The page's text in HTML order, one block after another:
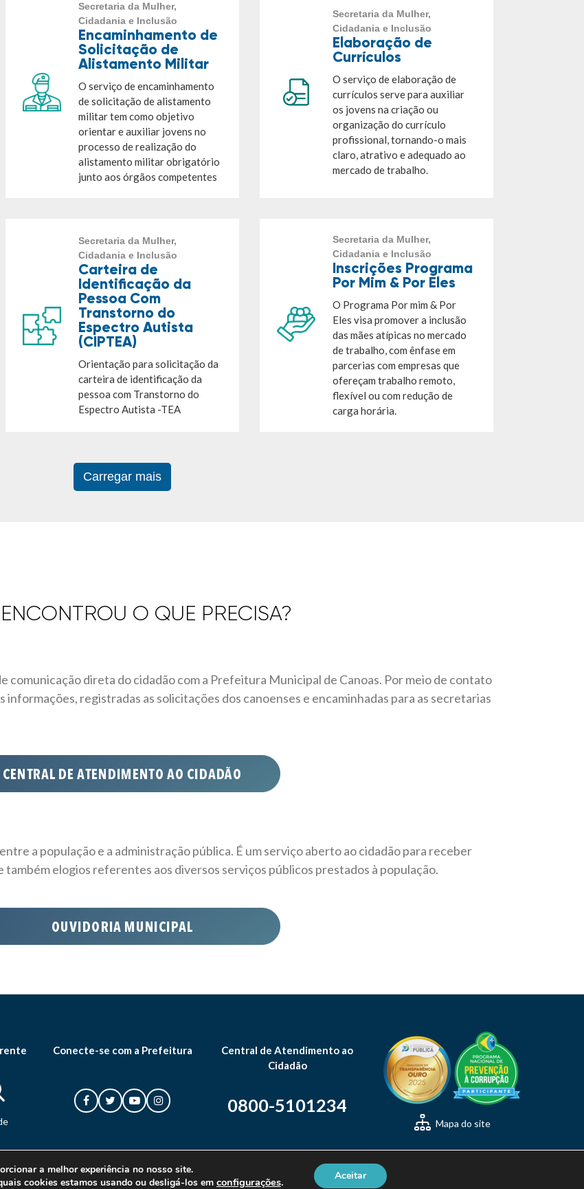
Secretaria da Mulher,
Cidadania e Inclusão
Encaminhamento de
Solicitação de
Alistamento Militar
O serviço de encaminhamento
de solicitação de alistamento
militar tem como objetivo
orientar e auxiliar jovens no
processo de realização do
alistamento militar obrigatório
junto aos órgãos competentes
Secretaria da Mulher,
Cidadania e Inclusão
Elaboração de
Currículos
O serviço de elaboração de
currículos serve para auxiliar
os jovens na criação ou
organização do currículo
profissional, tornando-o mais
claro, atrativo e adequado ao
mercado de trabalho.
Secretaria da Mulher,
Cidadania e Inclusão
Carteira de
Identificação da
Pessoa Com
Transtorno do
Espectro Autista
(CIPTEA)
Orientação para solicitação da
carteira de identificação da
pessoa com Transtorno do
Espectro Autista -TEA
Secretaria da Mulher,
Cidadania e Inclusão
Inscrições Programa
Por Mim & Por Eles
O Programa Por mim & Por
Eles visa promover a inclusão
das mães atípicas no mercado
de trabalho, com ênfase em
parcerias com empresas que
ofereçam trabalho remoto,
flexível ou com redução de
carga horária.
Carregar mais
O QUE PRECISA?
comunicação direta do cidadão com a Prefeitura Municipal de Canoas. Por meio de contato
registradas as solicitações dos canoenses e encaminhadas para as secretarias
a população e a administração pública. É um serviço aberto ao cidadão para receber
elogios referentes aos diversos serviços públicos prestados à população.
Conecte-se com a Prefeitura
Central de Atendimento ao
Cidadão
0800-5101234
Mapa do site
Prefeitura Municipal de Canoas. Todos os direitos reservados.
a melhor experiência no nosso site.
cookies estamos usando ou desligá-los em configurações. Aceitar